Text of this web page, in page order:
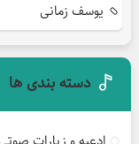
یوسف زمانی
دسته بندی ها